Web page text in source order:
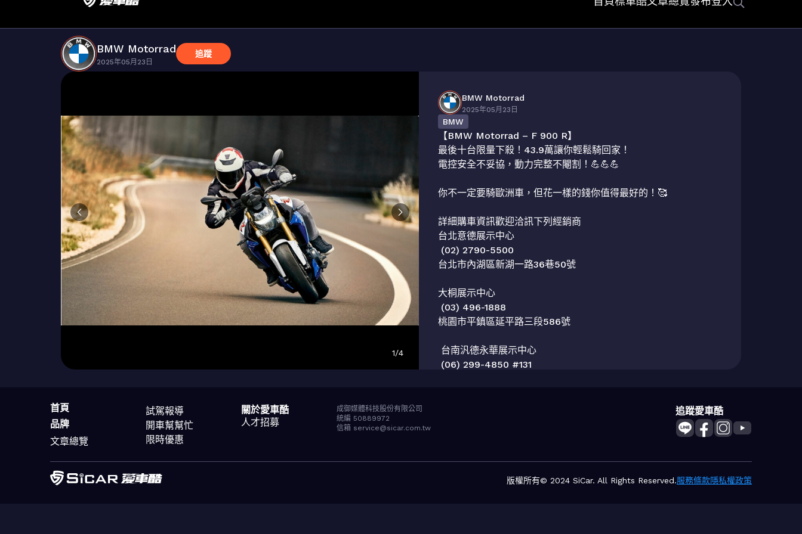
BMW Motorrad
2025年05月23日
追蹤
1/4
BMW Motorrad
2025年05月23日
BMW
【BMW Motorrad – F 900 R】
最後十台限量下殺！43.9萬讓你輕鬆騎回家！
電控安全不妥協，動力完整不閹割！💪💪💪
你不一定要騎歐洲車，但花一樣的錢你值得最好的！🥰
詳細購車資訊歡迎洽訊下列經銷商
台北意德展示中心
台北市內湖區新湖一路36巷50號
大桐展示中心
桃園市平鎮區延平路三段586號
首頁
品牌
文章總覽
試駕報導
開車幫幫忙
限時優惠
關於愛車酷
人才招募
成御媒體科技股份有限公司
統編 50889972
信箱 service@sicar.com.tw
追蹤愛車酷
版權所有© 2024 SiCar. All Rights Reserved.服務條款隱私權政策